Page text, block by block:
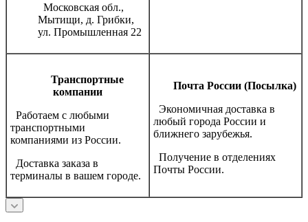
Московская обл.,
Мытищи, д. Грибки,
ул. Промышленная 22
Транспортные
компании
Работаем с любыми
транспортными
компаниями из России.
Доставка заказа в
терминалы в вашем городе.
Почта России (Посылка)
Экономичная доставка в
любый города России и
ближнего зарубежья.
Получение в отделениях
Почты России.